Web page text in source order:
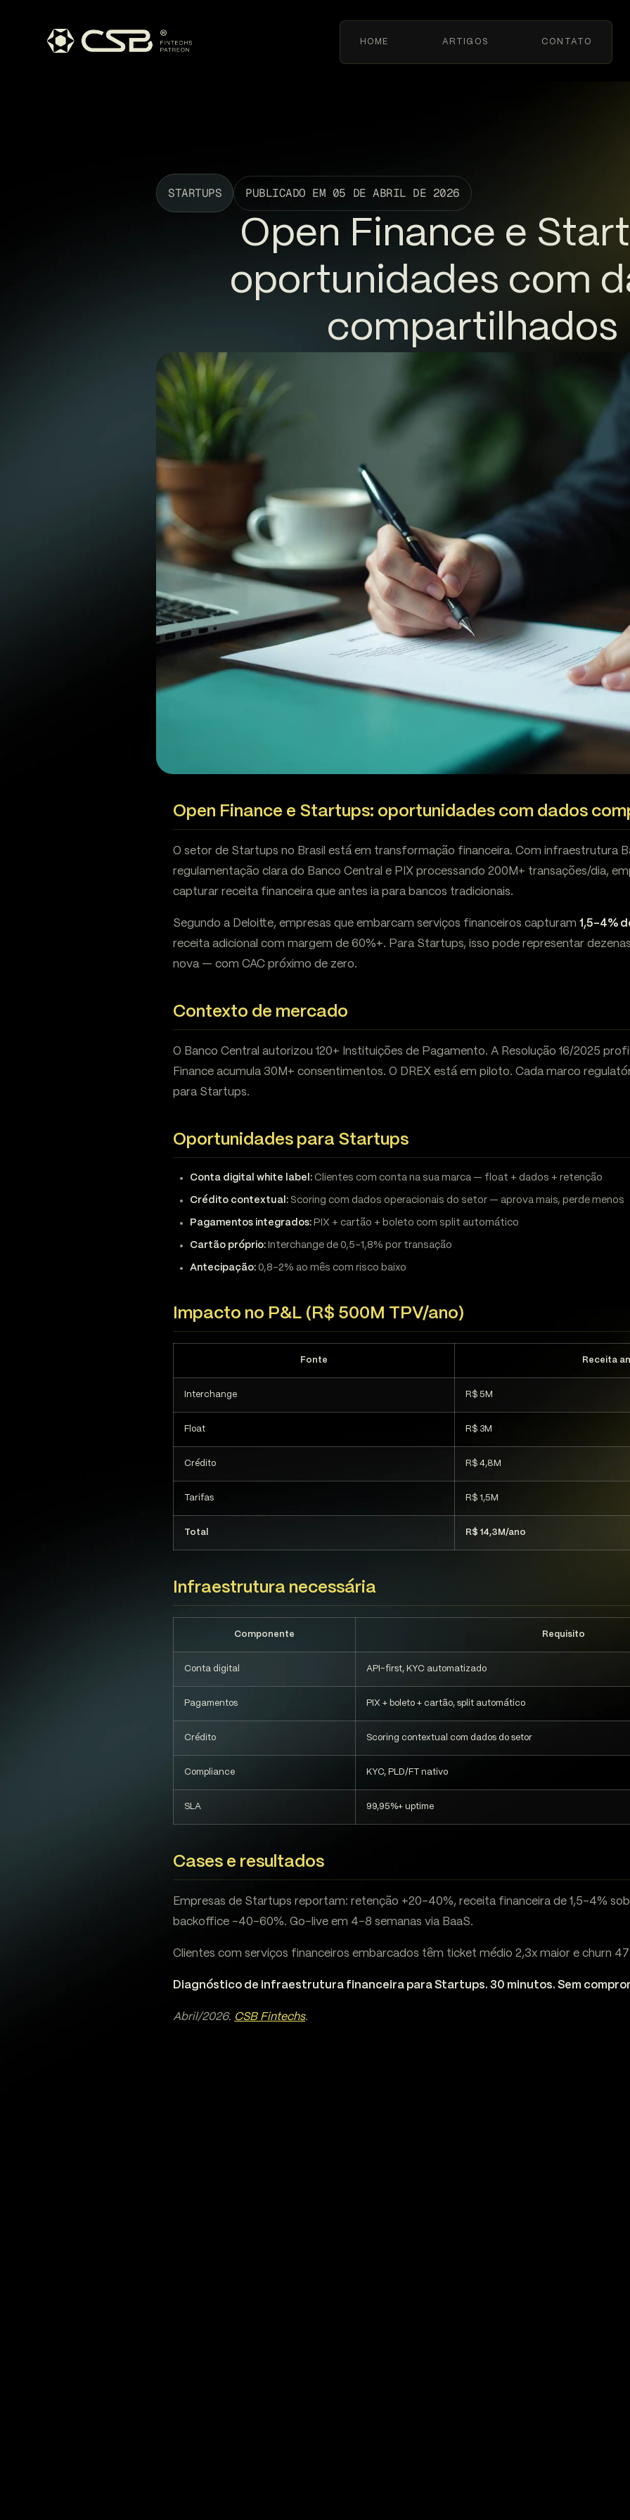
HOME ARTIGOS CONTATO
STARTUPS PUBLICADO EM 05 DE ABRIL DE 2026
Open Finance e
oportunidades com
compartilhados
Open Finance e Startups: oportunidades com dados
O setor de Startups no Brasil está em transformação financeira. Com infraestrutura
regulamentação clara do Banco Central e PIX processando 200M+ transações/dia,
capturar receita financeira que antes ia para bancos tradicionais.
Segundo a Deloitte, empresas que embarcam serviços financeiros capturam 1,5-4%
receita adicional com margem de 60%+. Para Startups, isso pode representar
nova — com CAC próximo de zero.
Contexto de mercado
O Banco Central autorizou 120+ Instituições de Pagamento. A Resolução 16/2025
Finance acumula 30M+ consentimentos. O DREX está em piloto. Cada marco
para Startups.
Oportunidades para Startups
Conta digital white label: Clientes com conta na sua marca — float + dados + retenção
Crédito contextual: Scoring com dados operacionais do setor — aprova mais, perde menos
Pagamentos integrados: PIX + cartão + boleto com split automático
Cartão próprio: Interchange de 0,5-1,8% por transação
Antecipação: 0,8-2% ao mês com risco baixo
Impacto no P&L (R$ 500M TPV/ano)
Fonte Receita
Interchange R$ 5M
Float R$ 3M
Crédito R$ 4,8M
Tarifas R$ 1,5M
Total R$ 14,3M/ano
Infraestrutura necessária
Componente Requisito
Conta digital API-first, KYC automatizado
Pagamentos PIX + boleto + cartão, split automático
Crédito Scoring contextual com dados do setor
Compliance KYC, PLD/FT nativo
SLA 99,95%+ uptime
Cases e resultados
Empresas de Startups reportam: retenção +20-40%, receita financeira de 1,5-4%
backoffice -40-60%. Go-live em 4-8 semanas via BaaS.
Clientes com serviços financeiros embarcados têm ticket médio 2,3x maior e churn
Diagnóstico de infraestrutura financeira para Startups. 30 minutos. Sem
Abril/2026. CSB Fintechs.